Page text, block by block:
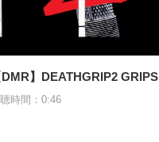
DMR】DEATHGRIP2 GRIPS
時間：0:46